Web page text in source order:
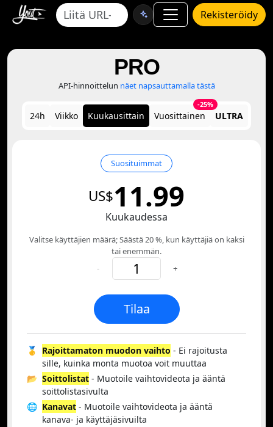
Rekisteröidy
PRO
API-hinnoittelun näet napsauttamalla tästä
24h Viikko Kuukausittain Vuosittainen
-25%
ULTRA
Suosituimmat
US$11.99
Kuukaudessa
Valitse käyttäjien määrä; Säästä 20 %, kun käyttäjiä on kaksi
tai enemmän.
-
+
Tilaa
🥇 Rajoittamaton muodon vaihto - Ei rajoitusta
sille, kuinka monta muotoa voit muuttaa
📂 Soittolistat - Muotoile vaihtovideota ja ääntä
soittolistasivulta
🌐 Kanavat - Muotoile vaihtovideota ja ääntä
kanava- ja käyttäjäsivuilta